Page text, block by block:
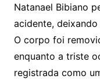
Natanael Bibiano
acidente,
O corpo foi
enquanto a triste
registrada como